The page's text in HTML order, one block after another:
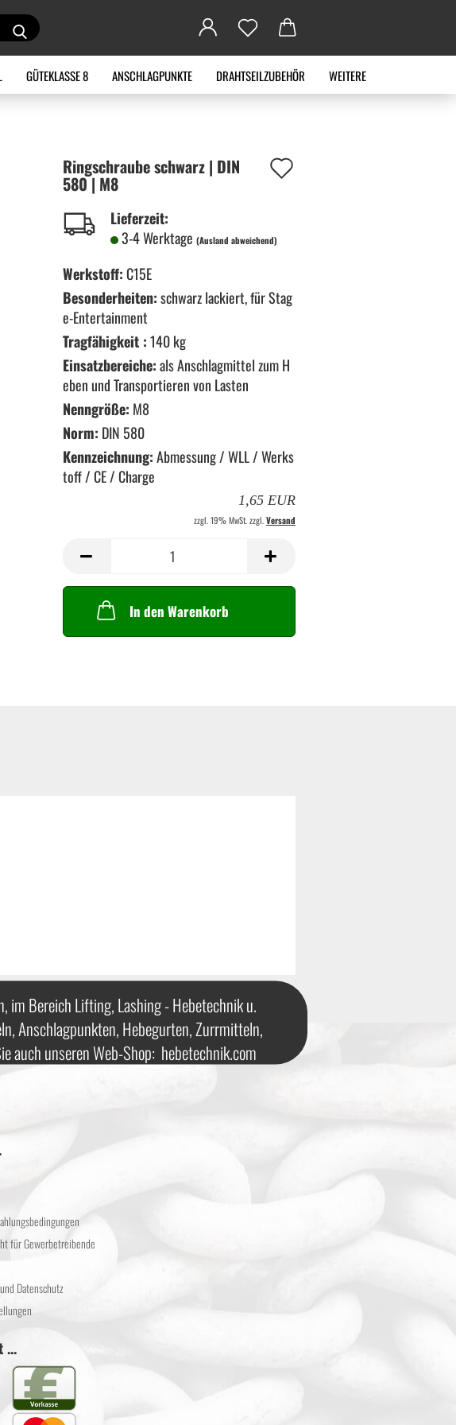
Suche...
GÜTEKLASSE 8 ANSCHLAGPUNKTE DRAHTSEILZUBEHÖR WEITERE
Ring­schrau­be schwarz | DIN
580 | M8
Lieferzeit:
3-4 Werktage (Ausland abweichend)
Werkstoff:C15E
Besonderheiten:schwarz lackiert, für Stag
e-Entertainment
Tragfähigkeit :140 kg
Einsatzbereiche:als Anschlagmittel zum H
eben und Transportieren von Lasten
Nenngröße: M8
Norm: DIN 580
Kennzeichnung:Abmessung / WLL / Werks
toff / CE / Charge
1,65 EUR
zzgl. 19% MwSt. zzgl.Versand
In den Warenkorb
im Bereich Lifting, Lashing - Hebetechnik u.
Anschlagpunkten, Hebegurten, Zurrmitteln,
auch unseren Web-Shop: hebetechnik.com
für Gewerbetreibende
Datenschutz
...